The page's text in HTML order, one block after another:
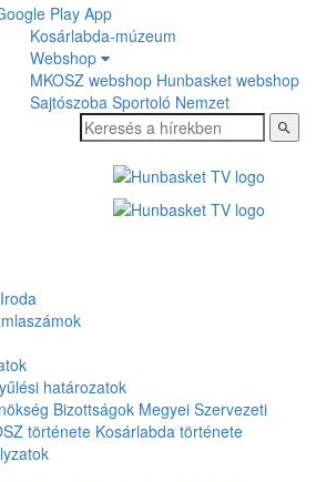
Kosárlabda-múzeum
Webshop
MKOSZ webshop Hunbasket webshop
Sajtószoba Sportoló Nemzet
határozatok
Bizottságok Megyei Szervezeti
története Kosárlabda története